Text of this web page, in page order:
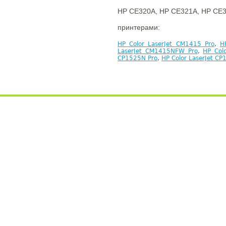
HP CE320A, HP CE321A, HP
принтерами:
HP Color LaserJet CM1415 Pro,
LaserJet CM1415NFW Pro,
HP
CP1525N Pro, HP Color LaserJet